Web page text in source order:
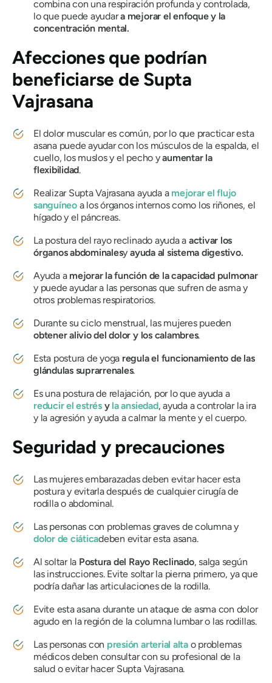
combina con una respiración profunda y controlada,
lo que puede ayudara mejorar el enfoque y la
concentración mental.
Afecciones que podrían
beneficiarse de Supta
Vajrasana
El dolor muscular es común, por lo que practicar esta
asana puede ayudar con los músculos de la espalda, el
cuello, los muslos y el pecho yaumentar la
flexibilidad.
Realizar Supta Vajrasana ayuda a mejorar el flujo
sanguíneoa los órganos internos como los riñones, el
hígado y el páncreas.
La postura del rayo reclinado ayuda a activar los
órganos abdominalesy ayuda al sistema digestivo.
Ayuda a mejorar la función de la capacidad pulmonar
y puede ayudar a las personas que sufren de asma y
otros problemas respiratorios.
Durante su ciclo menstrual, las mujeres pueden
obtener alivio del dolor y los calambres.
Esta postura de yoga regula el funcionamiento de las
glándulas suprarrenales.
Es una postura de relajación, por lo que ayuda a
reducir el estrésy la ansiedad, ayuda a controlar la ira
y la agresión y ayuda a calmar la mente y el cuerpo.
Seguridad y precauciones
Las mujeres embarazadas deben evitar hacer esta
postura y evitarla después de cualquier cirugía de
rodilla o abdominal.
Las personas con problemas graves de columna y
dolor de ciáticadeben evitar esta asana.
Al soltar la Postura del Rayo Reclinado, salga según
las instrucciones. Evite soltar la pierna primero, ya que
podría dañar las articulaciones de la rodilla.
Evite esta asana durante un ataque de asma con dolor
agudo en la región de la columna lumbar o las rodillas.
Las personas con presión arterial altao problemas
médicos deben consultar con su profesional de la
salud o evitar hacer Supta Vajrasana.